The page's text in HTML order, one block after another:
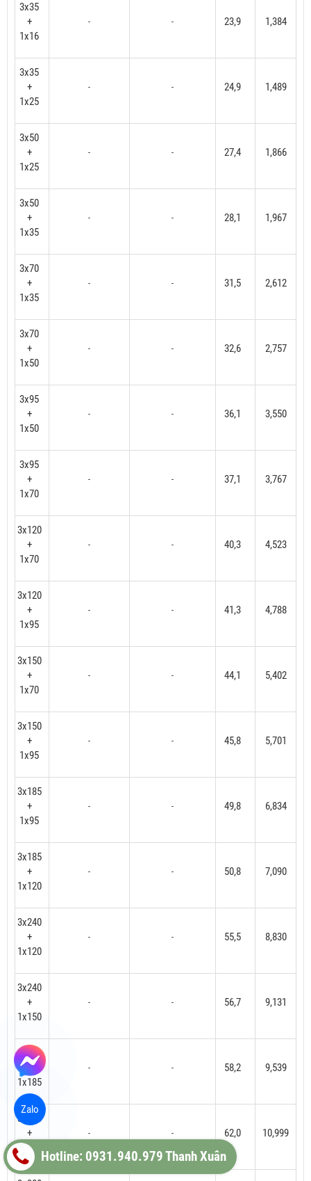
3x35
+
1x16
- - 23,9 1,384
3x35
+
1x25
- - 24,9 1,489
3x50
+
1x25
- - 27,4 1,866
3x50
+
1x35
- - 28,1 1,967
3x70
+
1x35
- - 31,5 2,612
3x70
+
1x50
- - 32,6 2,757
3x95
+
1x50
- - 36,1 3,550
3x95
+
1x70
- - 37,1 3,767
3x120
+
1x70
- - 40,3 4,523
3x120
+
1x95
- - 41,3 4,788
3x150
+
1x70
- - 44,1 5,402
3x150
+
1x95
- - 45,8 5,701
3x185
+
1x95
- - 49,8 6,834
3x185
+
1x120
- - 50,8 7,090
3x240
+
1x120
- - 55,5 8,830
3x240
+
1x150
- - 56,7 9,131
3x240
+
1x185
- - 58,2 9,539
3x300
+
1x150
- - 62,0 10,999
Hotline: 0931.940.979 Thanh Xuân
Zalo